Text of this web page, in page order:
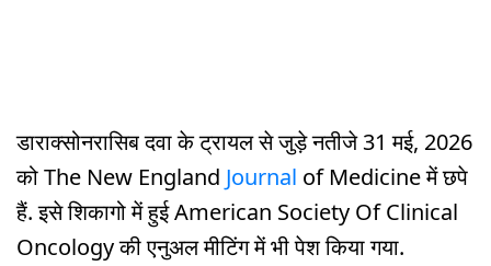
डाराक्सोनरासिब दवा के ट्रायल से जुड़े नतीजे 31 मई, 2026
को The New England Journal of Medicine में छपे
हैं. इसे शिकागो में हुई American Society Of Clinical
Oncology की एनुअल मीटिंग में भी पेश किया गया.